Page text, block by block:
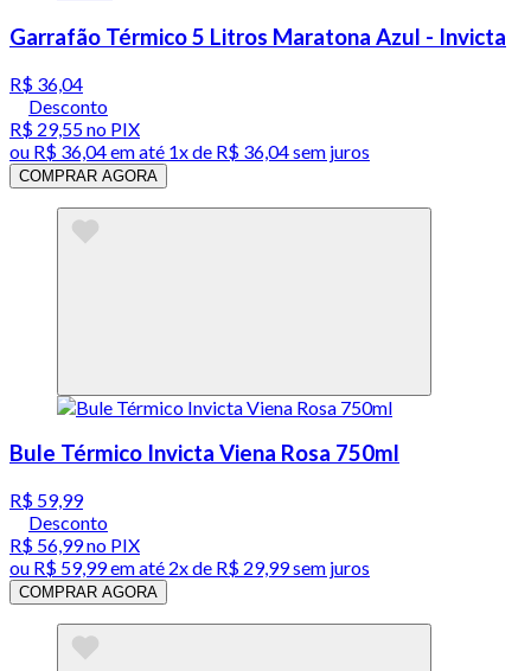
Garrafão Térmico 5 Litros Maratona Azul - Invicta
R$ 36,04
Desconto
R$ 29,55no PIX
ou R$ 36,04em até 1x de R$ 36,04sem juros
COMPRAR AGORA
Bule Térmico Invicta Viena Rosa 750ml
R$ 59,99
Desconto
R$ 56,99no PIX
ou R$ 59,99em até 2x de R$ 29,99 sem juros
COMPRAR AGORA